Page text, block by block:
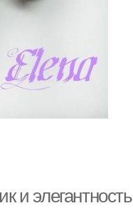
и элегантность